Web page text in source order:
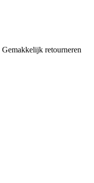
Gemakkelijk retourneren